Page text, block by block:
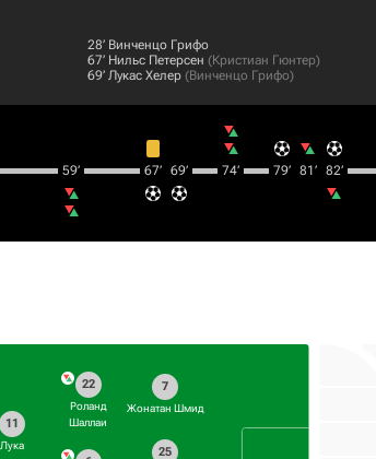
28‎’‎ Винченцо Грифо
67‎’‎ Нильс Петерсен (Кристиан Гюнтер)
69‎’‎ Лукас Хелер (Винченцо Грифо)
59‎’‎ 67‎’‎ 69‎’‎ 74‎’‎ 79‎’‎ 81‎’‎ 82‎’‎
7
Жонатан Шмид
25
22
Роланд
Шаллаи
11
Лука